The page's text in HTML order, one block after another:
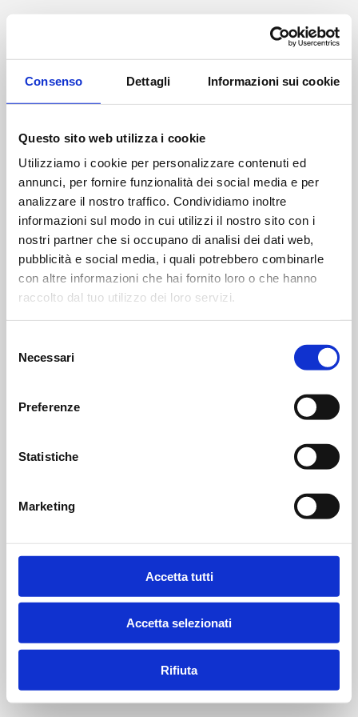
Consenso Dettagli Informazioni sui cookie
Questo sito web utilizza i cookie
Utilizziamo i cookie per personalizzare contenuti ed
annunci, per fornire funzionalità dei social media e per
analizzare il nostro traffico. Condividiamo inoltre
informazioni sul modo in cui utilizzi il nostro sito con i
nostri partner che si occupano di analisi dei dati web,
pubblicità e social media, i quali potrebbero combinarle
con altre informazioni che hai fornito loro o che hanno
raccolto dal tuo utilizzo dei loro servizi.
delNecessari
Preferenze
Statistiche
Marketing
Accetta tutti
Accetta selezionati
Rifiuta
Application Error
at v (https://
at ks (https://
at ah (https://
at Oy (https://
at na (https://
at th (https://
at eh (https://
at MessagePort.ae (https://